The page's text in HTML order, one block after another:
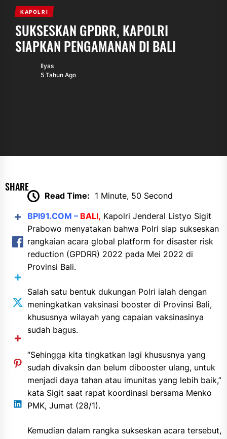
KAPOLRI
SUKSESKAN GPDRR, KAPOLRI
SIAPKAN PENGAMANAN DI BALI
Ilyas
5 Tahun Ago
SHARE
Read Time: 1 Minute, 50 Second
BPI91.COM – BALI, Kapolri Jenderal Listyo Sigit
Prabowo menyatakan bahwa Polri siap sukseskan
rangkaian acara global platform for disaster risk
reduction (GPDRR) 2022 pada Mei 2022 di
Provinsi Bali.
Salah satu bentuk dukungan Polri ialah dengan
meningkatkan vaksinasi booster di Provinsi Bali,
khususnya wilayah yang capaian vaksinasinya
sudah bagus.
“Sehingga kita tingkatkan lagi khususnya yang
sudah divaksin dan belum dibooster ulang, untuk
menjadi daya tahan atau imunitas yang lebih baik,”
kata Sigit saat rapat koordinasi bersama Menko
PMK, Jumat (28/1).
Kemudian dalam rangka sukseskan acara tersebut,